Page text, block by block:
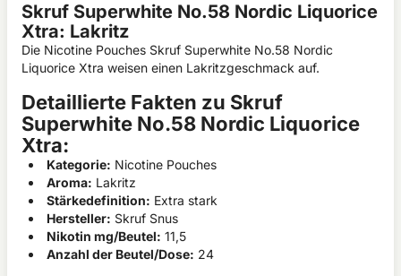
Skruf Superwhite No.58 Nordic Liquorice
Xtra: Lakritz
Die Nicotine Pouches Skruf Superwhite No.58 Nordic
Liquorice Xtra weisen einen Lakritzgeschmack auf.
Detaillierte Fakten zu Skruf
Superwhite No.58 Nordic Liquorice
Xtra:
Kategorie: Nicotine Pouches
Aroma: Lakritz
Stärkedefinition: Extra stark
Hersteller: Skruf Snus
Nikotin mg/Beutel: 11,5
Anzahl der Beutel/Dose: 24